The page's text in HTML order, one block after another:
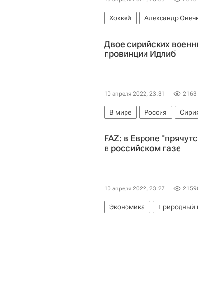
Хоккей Александр
Национальная хоккейная
Евгений Кузнецов
Двое сирийских
провинции Идлиб
10 апреля 2022, 23:31 2163
В мире Россия
FAZ: в Европе
в российском газе
10 апреля 2022, 23:27
Экономика Природный
Франция
Испания